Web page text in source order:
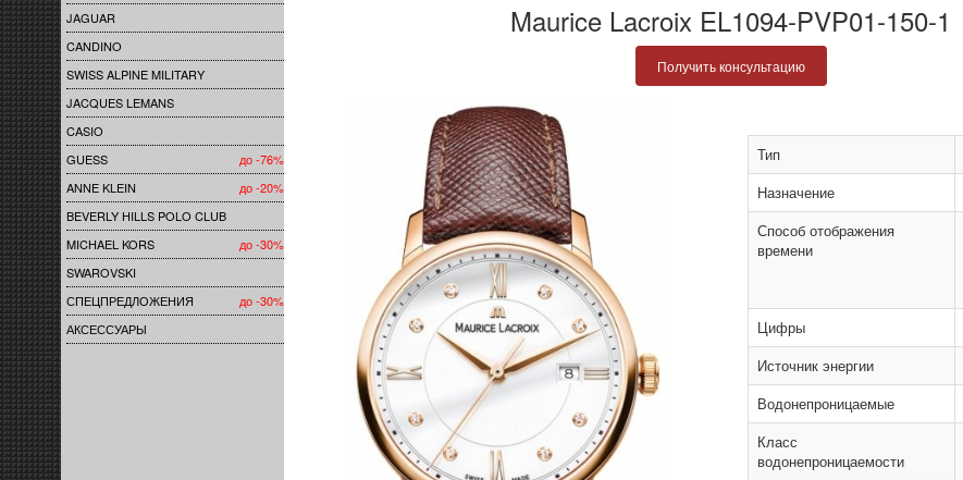
JAGUAR
CANDINO
SWISS ALPINE MILITARY
JACQUES LEMANS
CASIO
GUESS
до -76%
ANNE KLEIN
до -20%
BEVERLY HILLS POLO CLUB
MICHAEL KORS
до -30%
SWAROVSKI
СПЕЦПРЕДЛОЖЕНИЯ
до -30%
АКСЕССУАРЫ
Maurice Lacroix EL1094-PVP01-150-1
Получить консультацию
Тип
Назначение
Способ отображения
времени
Цифры
Источник энергии
Водонепроницаемые
Класс
водонепроницаемости